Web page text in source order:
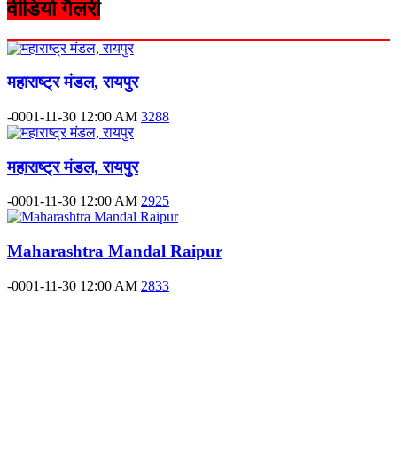
वीडियो गैलरी
महाराष्ट्र मंडल, रायपुर
-0001-11-30 12:00 AM 3288
महाराष्ट्र मंडल, रायपुर
-0001-11-30 12:00 AM 2925
Maharashtra Mandal Raipur
-0001-11-30 12:00 AM 2833